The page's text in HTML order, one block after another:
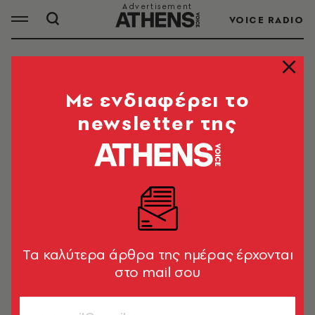
VOICE RADIO
ΕΡΩΤΗΣΕΙΣ
ΟΛΑ ΤΑ ΑΡΘΡΑ ΤΟΥ TAG
ΠΟΛΙΤΙΚΗ & ΟΙΚΟΝΟΜΙΑ
ΠΑΣΟΚ αν υπάρχουν καταλογισμοί
από τη ΕΕ σε βάρος της Ελλάδας
Mε ενδιαφέρει το
newsletter της
Tα καλύτερα άρθρα της ημέρας έρχονται
στο mail σου